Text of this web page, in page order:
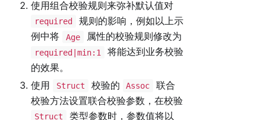
使用组合校验规则来弥补默认值对
required
规则的影响，例如以上示
例中将
Age 属性的校验规则修改为
required|min:1
将能达到业务校验
的效果。
使用
Struct 校验的 Assoc
联合
校验方法设置联合校验参数，在校验
Struct 类型参数时，参数值将以